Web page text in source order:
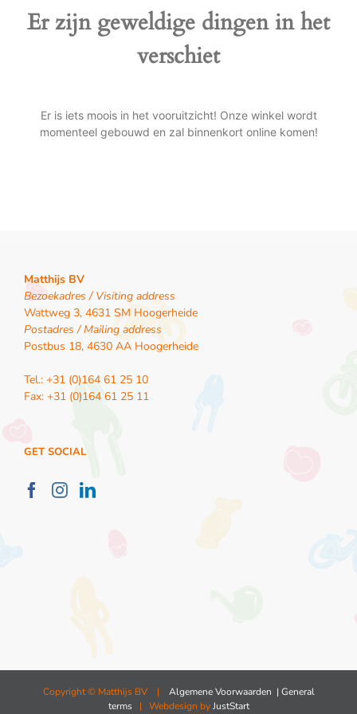
Er zijn geweldige dingen in het
verschiet
Er is iets moois in het vooruitzicht! Onze winkel wordt
momenteel gebouwd en zal binnenkort online komen!
Matthijs BV
Bezoekadres / Visiting address
Wattweg 3, 4631 SM Hoogerheide
Postadres / Mailing address
Postbus 18, 4630 AA Hoogerheide
Tel.: +31 (0)164 61 25 10
Fax: +31 (0)164 61 25 11
GET SOCIAL
Copyright © Matthijs BV | Algemene Voorwaarden | General
terms| Webdesign byJustStart